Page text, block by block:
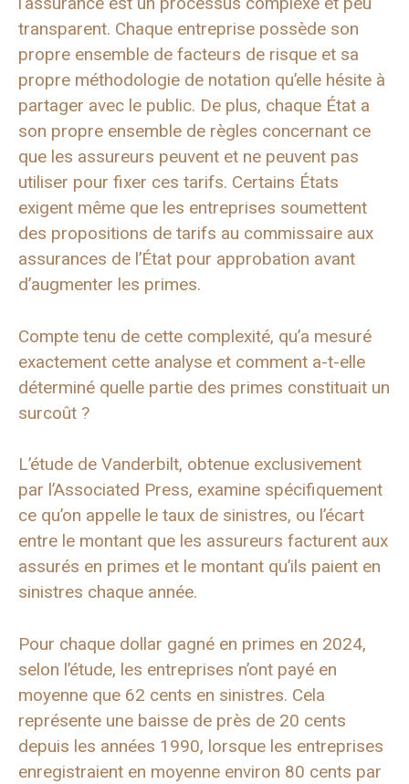
transparent. Chaque entreprise possède son
propre ensemble de facteurs de risque et sa
propre méthodologie de notation qu’elle hésite à
partager avec le public. De plus, chaque État a
son propre ensemble de règles concernant ce
que les assureurs peuvent et ne peuvent pas
utiliser pour fixer ces tarifs. Certains États
exigent même que les entreprises soumettent
des propositions de tarifs au commissaire aux
assurances de l’État pour approbation avant
d’augmenter les primes.
Compte tenu de cette complexité, qu’a mesuré
exactement cette analyse et comment a-t-elle
déterminé quelle partie des primes constituait un
surcoût ?
L’étude de Vanderbilt, obtenue exclusivement
par l’Associated Press, examine spécifiquement
ce qu’on appelle le taux de sinistres, ou l’écart
entre le montant que les assureurs facturent aux
assurés en primes et le montant qu’ils paient en
sinistres chaque année.
Pour chaque dollar gagné en primes en 2024,
selon l’étude, les entreprises n’ont payé en
moyenne que 62 cents en sinistres. Cela
représente une baisse de près de 20 cents
depuis les années 1990, lorsque les entreprises
enregistraient en moyenne environ 80 cents par